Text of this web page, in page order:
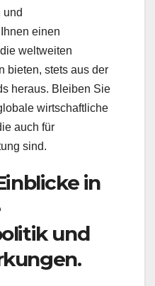
und
einen
weltweiten
bieten, stets aus der
heraus. Bleiben Sie
wirtschaftliche
auch für
sind.
in
und